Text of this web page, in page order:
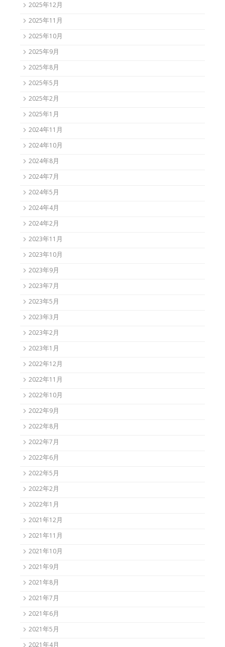
2025年12月
2025年11月
2025年10月
2025年9月
2025年8月
2025年5月
2025年2月
2025年1月
2024年11月
2024年10月
2024年8月
2024年7月
2024年5月
2024年4月
2024年2月
2023年11月
2023年10月
2023年9月
2023年7月
2023年5月
2023年3月
2023年2月
2023年1月
2022年12月
2022年11月
2022年10月
2022年9月
2022年8月
2022年7月
2022年6月
2022年5月
2022年2月
2022年1月
2021年12月
2021年11月
2021年10月
2021年9月
2021年8月
2021年7月
2021年6月
2021年5月